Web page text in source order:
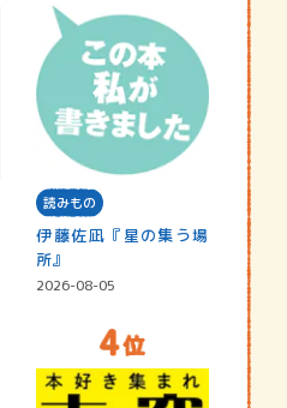
読みもの
伊藤佐凪『星の集う場
所』
2026-08-05